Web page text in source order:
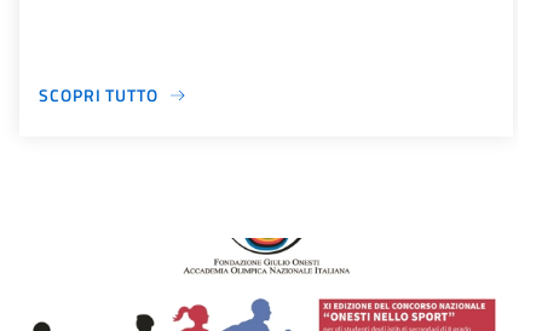
SCOPRI TUTTO